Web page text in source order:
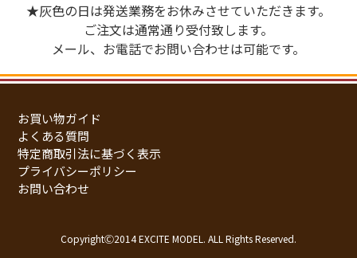
★灰色の日は発送業務をお休みさせていただきます。
ご注文は通常通り受付致します。
メール、お電話でお問い合わせは可能です。
お買い物ガイド
よくある質問
特定商取引法に基づく表示
プライバシーポリシー
お問い合わせ
CopyrightⒸ2014 EXCITE MODEL. ALL Rights Reserved.